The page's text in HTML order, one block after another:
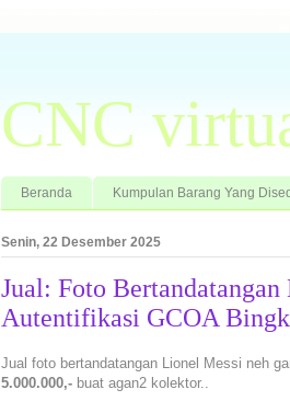
CNC
Beranda Kumpulan Barang Yang
Senin, 22 Desember 2025
Jual: Foto
Autentifikasi GCOA
Jual foto bertandatangan Lionel Messi neh
5.000.000,- buat agan2 kolektor..